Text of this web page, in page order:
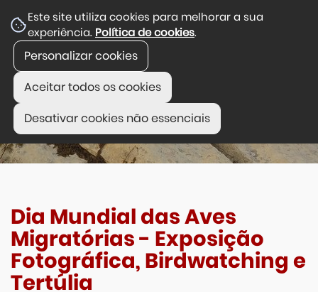
Este site utiliza cookies para melhorar a sua
experiência. Política de cookies.
Personalizar cookies
Aceitar todos os cookies
Desativar cookies não essenciais
Dia Mundial das Aves
Migratórias - Exposição
Fotográfica, Birdwatching e
Tertúlia